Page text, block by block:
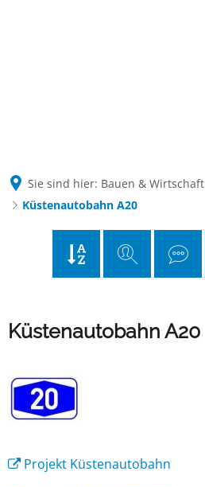
Sie sind hier: Bauen & Wirtschaft
Küstenautobahn A20
Küstenautobahn
Küstenautobahn A20
Projekt Küstenautobahn